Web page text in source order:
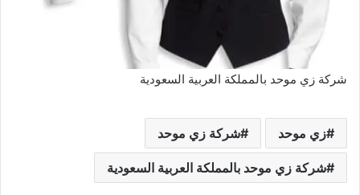
شركة زي موحد بالمملكة العربية السعودية
زي موحد شركة زي موحد
شركة زي موحد بالمملكة العربية السعودية